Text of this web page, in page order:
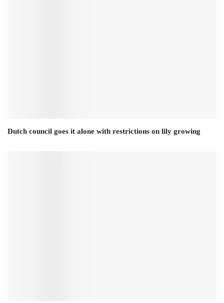
Dutch council goes it alone with restrictions on lily growing